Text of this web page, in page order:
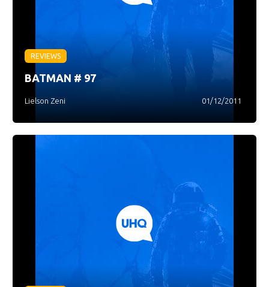
REVIEWS
BATMAN # 97
Lielson Zeni 01/12/2011